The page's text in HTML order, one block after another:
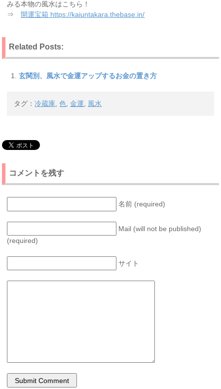
みる本物の風水はこちら！
⇒ 開運宝箱 https://kaiuntakara.thebase.in/
Related Posts:
玄関別、風水で金運アップするお金の置き方
タグ：冷蔵庫,色,金運, 風水
コメントを残す
名前 (required)
Mail (will not be published)
(required)
サイト